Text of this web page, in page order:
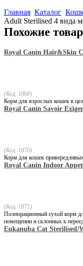
Главная Каталог
Adult Sterilised 4 вида
Похожие
Royal Canin Hair&Skin
(Код: 1860)
Корм для взрослых кошек в
Royal Canin Savoir
(Код: 1870)
Корм для кошек
Royal Canin Indoor
(Код: 1871)
Полнорационный сухой корм
помещении и склонных к
Eukanuba Cat Sterilised/